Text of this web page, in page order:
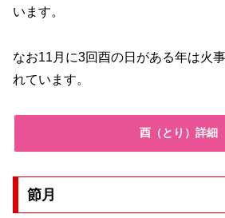
います。
なお11月に3回酉の日がある年は火
れています。
酉（とり）詳細
節月